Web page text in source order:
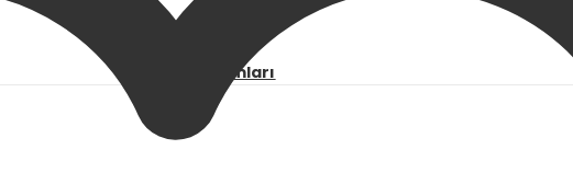
Office Yazılımları